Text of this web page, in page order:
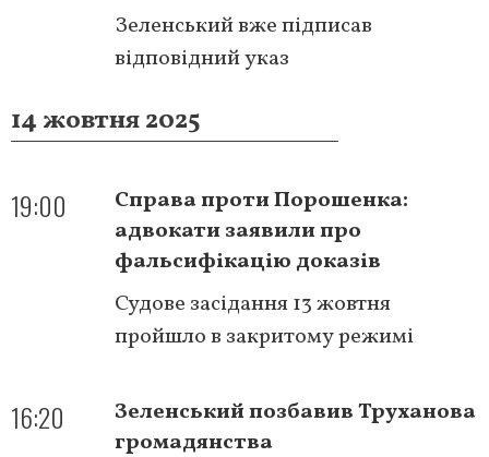
Зеленський вже підписав
відповідний указ
14 жовтня 2025
19:00
Справа проти Порошенка:
адвокати заявили про
фальсифікацію доказів
Судове засідання 13 жовтня
пройшло в закритому режимі
16:20
Зеленський позбавив Труханова
громадянства